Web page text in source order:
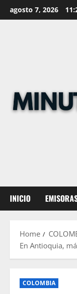
to
agosto 7, 2026
INICIO
Home
En Antioquia,
COLOMBIA